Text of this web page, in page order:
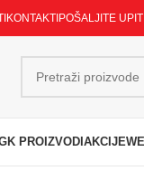
KONTAKTI POŠALJITE UPIT
PROIZVODI AKCIJE